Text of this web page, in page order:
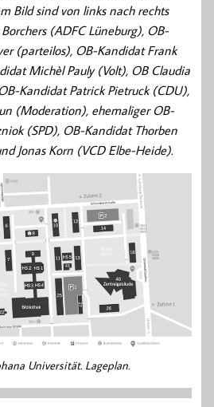
Bild sind von links nach rechts
(ADFC Lüneburg), OB-
(parteilos), OB-Kandidat Frank
Michèl Pauly (Volt), OB Claudia
Kandidat Patrick Pietruck (CDU),
(Moderation), ehemaliger OB-
(SPD), OB-Kandidat Thorben
Jonas Korn (VCD Elbe-Heide).
Universität. Lageplan.